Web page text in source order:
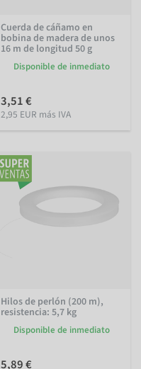
Cuerda de cáñamo en
bobina de madera de unos
16 m de longitud 50 g
Disponible de inmediato
3,51 €
2,95 EUR más IVA
Hilos de perlón (200 m),
resistencia: 5,7 kg
Disponible de inmediato
5,89 €